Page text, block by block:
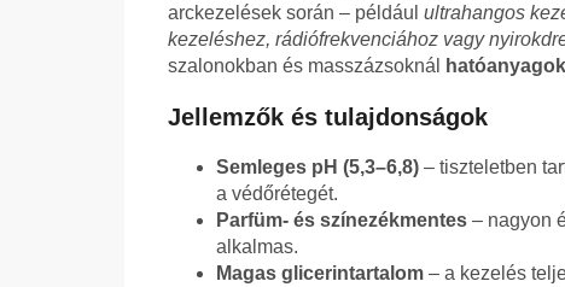
arckezelések során – például ultrahangos
kezeléshez, rádiófrekvenciához vagy
szalonokban és masszázsoknál
Jellemzők és tulajdonságok
Semleges pH (5,3–6,8) – tiszteletben
a védőrétegét.
Parfüm- és színezékmentes – nagyon
alkalmas.
Magas glicerintartalom – a kezelés